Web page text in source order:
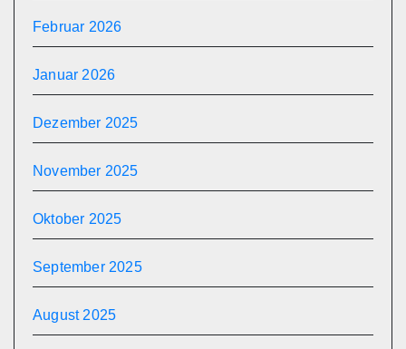
Februar 2026
Januar 2026
Dezember 2025
November 2025
Oktober 2025
September 2025
August 2025